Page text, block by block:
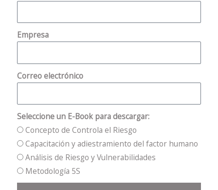
Empresa
Correo electrónico
Seleccione un E-Book para descargar:
Concepto de Controla el Riesgo
Capacitación y adiestramiento del factor humano
Análisis de Riesgo y Vulnerabilidades
Metodología 5S